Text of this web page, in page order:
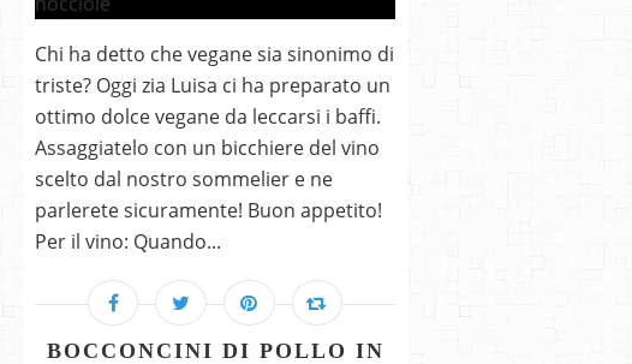
Chi ha detto che vegane sia sinonimo di
triste? Oggi zia Luisa ci ha preparato un
ottimo dolce vegane da leccarsi i baffi.
Assaggiatelo con un bicchiere del vino
scelto dal nostro sommelier e ne
parlerete sicuramente! Buon appetito!
Per il vino: Quando...
BOCCONCINI DI POLLO IN